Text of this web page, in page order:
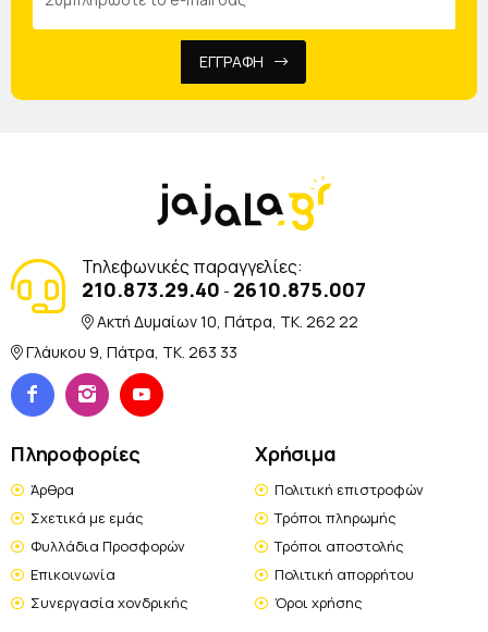
ΕΓΓΡΑΦΗ
Τηλεφωνικές παραγγελίες:
210.873.29.40 - 2610.875.007
Ακτή Δυμαίων 10, Πάτρα, TK. 262 22
Γλάυκου 9, Πάτρα, TK. 263 33
Πληροφορίες
Άρθρα
Σχετικά με εμάς
Φυλλάδια Προσφορών
Επικοινωνία
Συνεργασία χονδρικής
Χρήσιμα
Πολιτική επιστροφών
Τρόποι πληρωμής
Τρόποι αποστολής
Πολιτική απορρήτου
Όροι χρήσης